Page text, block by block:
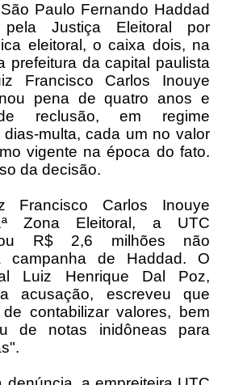
Paulo Fernando Haddad
Justiça Eleitoral por
eleitoral, o caixa dois, na
prefeitura da capital paulista
Francisco Carlos Inouye
pena de quatro anos e
reclusão, em regime
multa, cada um no valor
vigente na época do fato.
da decisão.
Francisco Carlos Inouye
Zona Eleitoral, a UTC
R$ 2,6 milhões não
campanha de Haddad. O
Luiz Henrique Dal Poz,
acusação, escreveu que
contabilizar valores, bem
de notas inidôneas para